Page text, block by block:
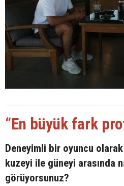
“En büyük fark
Deneyimli bir oyuncu
kuzeyi ile güneyi arasında
görüyorsunuz?